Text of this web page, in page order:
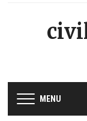
MENU